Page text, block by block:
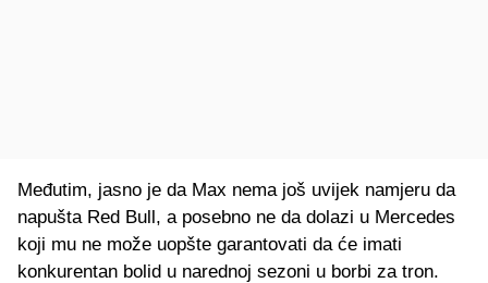
Međutim, jasno je da Max nema još uvijek namjeru da
napušta Red Bull, a posebno ne da dolazi u Mercedes
koji mu ne može uopšte garantovati da će imati
konkurentan bolid u narednoj sezoni u borbi za tron.